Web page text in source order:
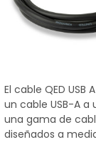
El cable QED
un cable USB-A a
una gama de
diseñados a